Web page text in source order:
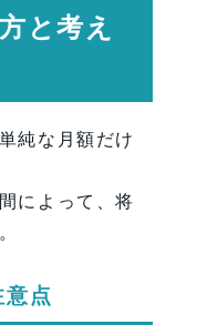
と考え
純な月額だけ
によって、将
点